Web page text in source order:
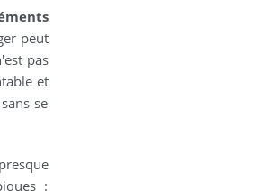
peut
pas
et
se
: